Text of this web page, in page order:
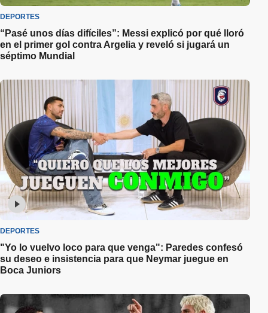
DEPORTES
“Pasé unos días difíciles”: Messi explicó por qué lloró
en el primer gol contra Argelia y reveló si jugará un
séptimo Mundial
DEPORTES
"Yo lo vuelvo loco para que venga": Paredes confesó
su deseo e insistencia para que Neymar juegue en
Boca Juniors